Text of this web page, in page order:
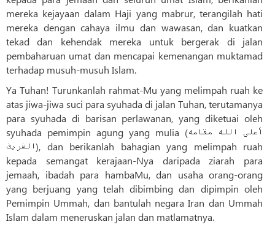
mereka kejayaan dalam Haji yang mabrur, terangilah hati
mereka dengan cahaya ilmu dan wawasan, dan kuatkan
tekad dan kehendak mereka untuk bergerak di jalan
pembaharuan umat dan mencapai kemenangan muktamad
terhadap musuh-musuh Islam.
Ya Tuhan! Turunkanlah rahmat-Mu yang melimpah ruah ke
atas jiwa-jiwa suci para syuhada di jalan Tuhan, terutamanya
para syuhada di barisan perlawanan, yang diketuai oleh
syuhada pemimpin agung yang mulia (أعلی الله مقامه
الشريف), dan berikanlah bahagian yang melimpah ruah
kepada semangat kerajaan-Nya daripada ziarah para
jemaah, ibadah para hambaMu, dan usaha orang-orang
yang berjuang yang telah dibimbing dan dipimpin oleh
Pemimpin Ummah, dan bantulah negara Iran dan Ummah
Islam dalam meneruskan jalan dan matlamatnya.